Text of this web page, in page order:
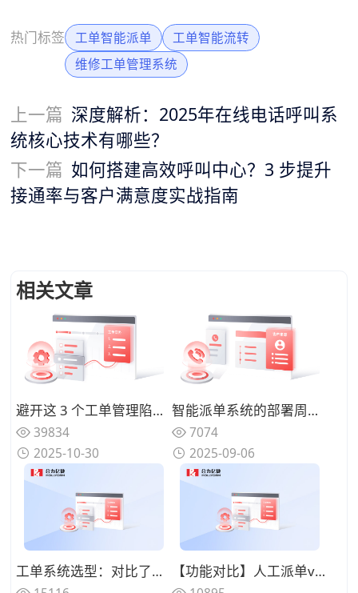
热门标签 工单智能派单
工单智能流转
维修工单管理系统
上一篇 深度解析：2025年在线电话呼叫系
统核心技术有哪些？
下一篇 如何搭建高效呼叫中心？3 步提升
接通率与客户满意度实战指南
相关文章
避开这 3 个工单管理陷阱：指南助你省预算并提升服务质量
39834
2025-10-30
智能派单系统的部署周期通常是多久？简单版 1-2 周，定制版 1-3 个月
7074
2025-09-06
工单系统选型：对比了市面上的 5 大主流客服工单系统，谁更好用？ 【功能对比】人工派单vs智能派单：哪个更适合您的企业？